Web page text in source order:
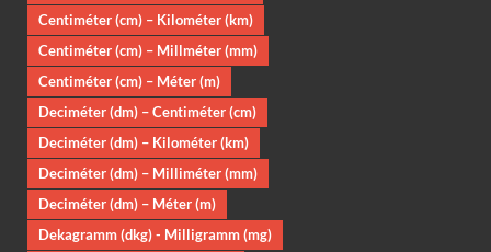
Centiméter (cm) – Kilométer (km)
Centiméter (cm) – Millméter (mm)
Centiméter (cm) – Méter (m)
Deciméter (dm) – Centiméter (cm)
Deciméter (dm) – Kilométer (km)
Deciméter (dm) – Milliméter (mm)
Deciméter (dm) – Méter (m)
Dekagramm (dkg) - Milligramm (mg)